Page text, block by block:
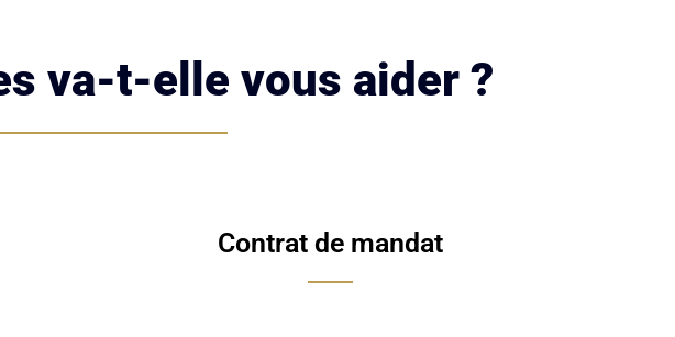
va-t-elle vous aider ?
Contrat de mandat